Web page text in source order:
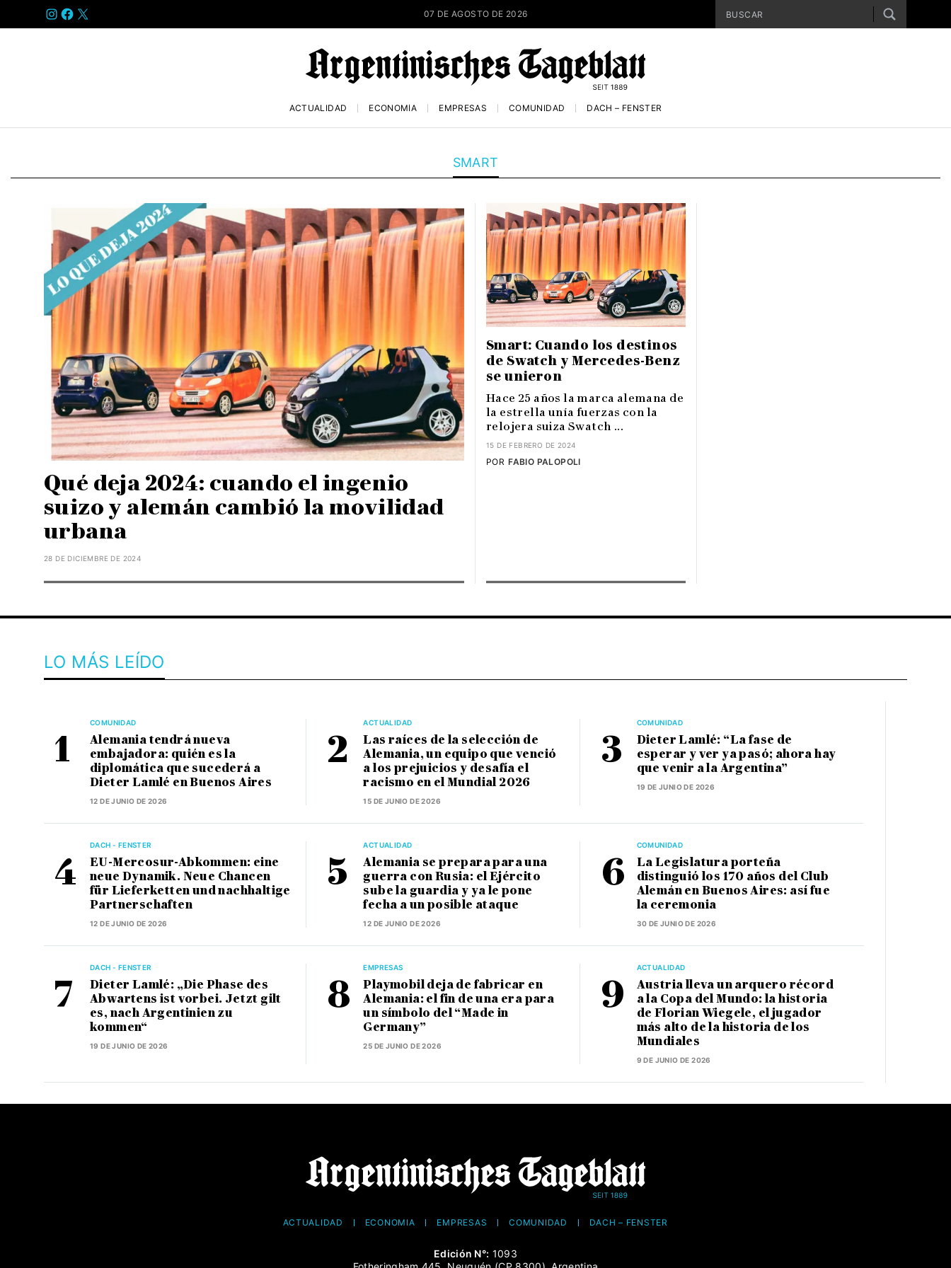
INSTAGRAM
FACEBOOK
X 07 DE AGOSTO DE 2026
ACTUALIDAD ECONOMÍA EMPRESAS COMUNIDAD DACH – FENSTER
SMART
Qué deja 2024: cuando el ingenio
suizo y alemán cambió la movilidad
urbana
28 DE DICIEMBRE DE 2024
Smart: Cuando los destinos
de Swatch y Mercedes-Benz
se unieron
Hace 25 años la marca alemana de
la estrella unía fuerzas con la
relojera suiza Swatch ...
15 DE FEBRERO DE 2024
FABIO PALOPOLI
POR
LO MÁS LEÍDO
COMUNIDAD
Alemania tendrá nueva
embajadora: quién es la
diplomática que sucederá a
Dieter Lamlé en Buenos Aires
12 DE JUNIO DE 2026
ACTUALIDAD
Las raíces de la selección de
Alemania, un equipo que venció
a los prejuicios y desafía el
racismo en el Mundial 2026
15 DE JUNIO DE 2026
COMUNIDAD
Dieter Lamlé: “La fase de
esperar y ver ya pasó; ahora hay
que venir a la Argentina”
19 DE JUNIO DE 2026
DACH - FENSTER
EU-Mercosur-Abkommen: eine
neue Dynamik. Neue Chancen
für Lieferketten und nachhaltige
Partnerschaften
12 DE JUNIO DE 2026
ACTUALIDAD
Alemania se prepara para una
guerra con Rusia: el Ejército
sube la guardia y ya le pone
fecha a un posible ataque
12 DE JUNIO DE 2026
COMUNIDAD
La Legislatura porteña
distinguió los 170 años del Club
Alemán en Buenos Aires: así fue
la ceremonia
30 DE JUNIO DE 2026
DACH - FENSTER
Dieter Lamlé: „Die Phase des
Abwartens ist vorbei. Jetzt gilt
es, nach Argentinien zu
kommen“
19 DE JUNIO DE 2026
EMPRESAS
Playmobil deja de fabricar en
Alemania: el fin de una era para
un símbolo del “Made in
Germany”
25 DE JUNIO DE 2026
ACTUALIDAD
Austria lleva un arquero récord
a la Copa del Mundo: la historia
de Florian Wiegele, el jugador
más alto de la historia de los
Mundiales
9 DE JUNIO DE 2026
ACTUALIDAD ECONOMÍA EMPRESAS COMUNIDAD DACH – FENSTER
Edición N°: 1093